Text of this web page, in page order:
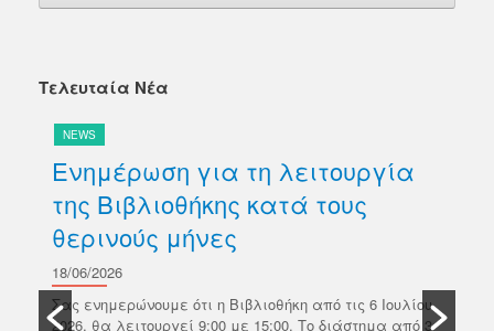
Τελευταία Νέα
NEWS
Ενημέρωση για τη λειτουργία
της Βιβλιοθήκης κατά τους
θερινούς μήνες
18/06/2026
Σας ενημερώνουμε ότι η Βιβλιοθήκη από τις 6 Ιουλίου
2026, θα λειτουργεί 9:00 με 15:00. Το διάστημα από 3